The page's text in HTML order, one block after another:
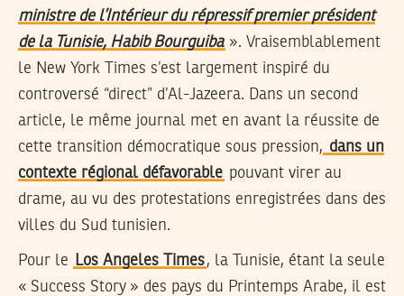
ministre de l’Intérieur du répressif premier président
de la Tunisie, Habib Bourguiba ». Vraisemblablement
le New York Times s’est largement inspiré du
controversé “direct” d’Al-Jazeera. Dans un second
article, le même journal met en avant la réussite de
cette transition démocratique sous pression, dans un
contexte régional défavorable pouvant virer au
drame, au vu des protestations enregistrées dans des
villes du Sud tunisien.
Pour le Los Angeles Times, la Tunisie, étant la seule
« Success Story » des pays du Printemps Arabe, il est